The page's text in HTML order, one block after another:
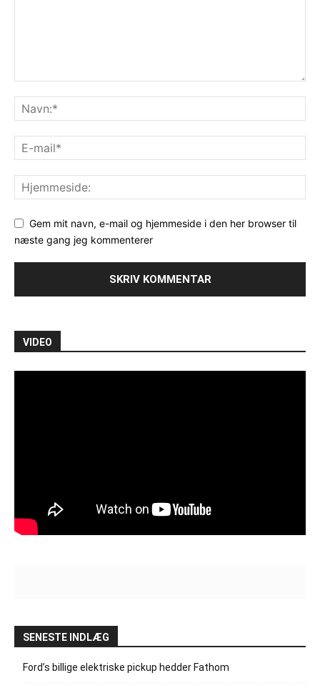
Gem mit navn, e-mail og hjemmeside i den her browser til
næste gang jeg kommenterer
VIDEO
SENESTE INDLÆG
Ford’s billige elektriske pickup hedder Fathom